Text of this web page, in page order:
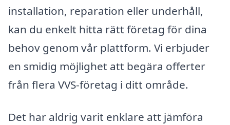
installation, reparation eller underhåll,
kan du enkelt hitta rätt företag för dina
behov genom vår plattform. Vi erbjuder
en smidig möjlighet att begära offerter
från flera VVS-företag i ditt område.
Det har aldrig varit enklare att jämföra